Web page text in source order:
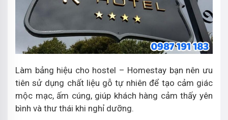
Làm bảng hiệu cho hostel – Homestay bạn nên ưu
tiên sử dụng chất liệu gỗ tự nhiên để tạo cảm giác
mộc mạc, ấm cúng, giúp khách hàng cảm thấy yên
bình và thư thái khi nghỉ dưỡng.